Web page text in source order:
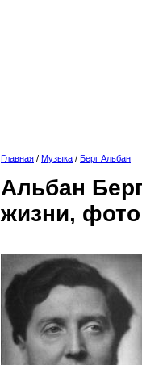
Главная / Музыка / Берг Альбан
Альбан
жизни, фото